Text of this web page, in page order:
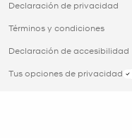
Declaración de privacidad
Términos y condiciones
Declaración de accesibilidad
Tus opciones de privacidad